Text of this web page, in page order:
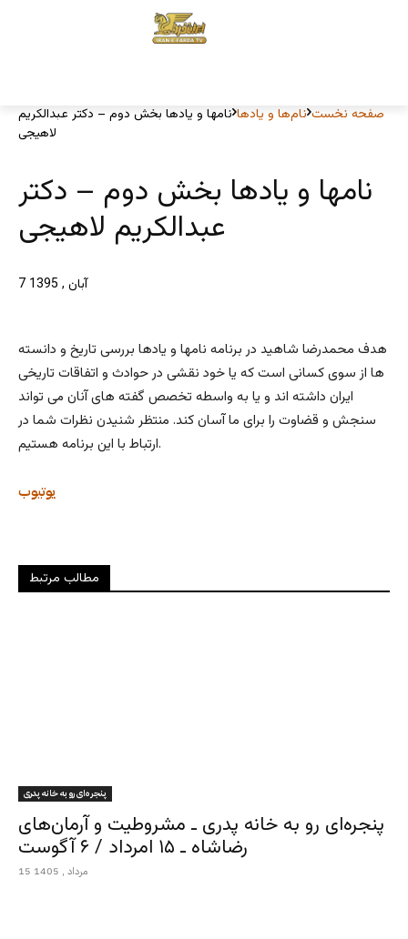
صفحه نخست نام‌ها و یادها نامها و یادها بخش دوم – دکتر عبدالکریم
لاهیجی
نامها و یادها بخش دوم – دکتر
عبدالکریم لاهیجی
7 آبان , 1395
هدف محمدرضا شاهید در برنامه نامها و یادها بررسی تاریخ و دانسته
ها از سوی کسانی است که یا خود نقشی در حوادث و اتفاقات تاریخی
ایران داشته اند و یا به واسطه تخصص گفته های آنان می تواند
سنجش و قضاوت را برای ما آسان کند. منتظر شنیدن نظرات شما در
ارتباط با این برنامه هستیم.
یوتیوب
مطالب مرتبط
پنجره‌ای رو به خانه پدری
پنجره‌ای رو به خانه پدری ـ مشروطیت و آرمان‌های
رضاشاه ـ ۱۵ امرداد / ۶ آگوست
15 مرداد , 1405